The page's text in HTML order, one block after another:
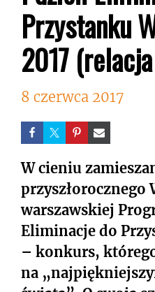
Przystanku
2017
8 czerwca 2017
W cieniu
przyszłorocznego
warszawskiej
Eliminacje do
– konkurs,
na